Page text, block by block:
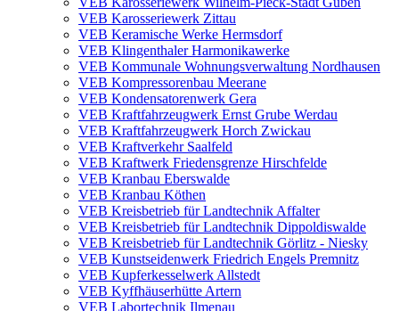
VEB Karosseriewerk Zittau
VEB Keramische Werke Hermsdorf
VEB Klingenthaler Harmonikawerke
VEB Kommunale Wohnungsverwaltung Nordhausen
VEB Kompressorenbau Meerane
VEB Kondensatorenwerk Gera
VEB Kraftfahrzeugwerk Ernst Grube Werdau
VEB Kraftfahrzeugwerk Horch Zwickau
VEB Kraftverkehr Saalfeld
VEB Kraftwerk Friedensgrenze Hirschfelde
VEB Kranbau Eberswalde
VEB Kranbau Köthen
VEB Kreisbetrieb für Landtechnik Affalter
VEB Kreisbetrieb für Landtechnik Dippoldiswalde
VEB Kreisbetrieb für Landtechnik Görlitz - Niesky
VEB Kunstseidenwerk Friedrich Engels Premnitz
VEB Kupferkesselwerk Allstedt
VEB Kyffhäuserhütte Artern
VEB Labortechnik Ilmenau